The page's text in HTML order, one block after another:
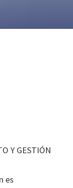
Y GESTIÓN
es